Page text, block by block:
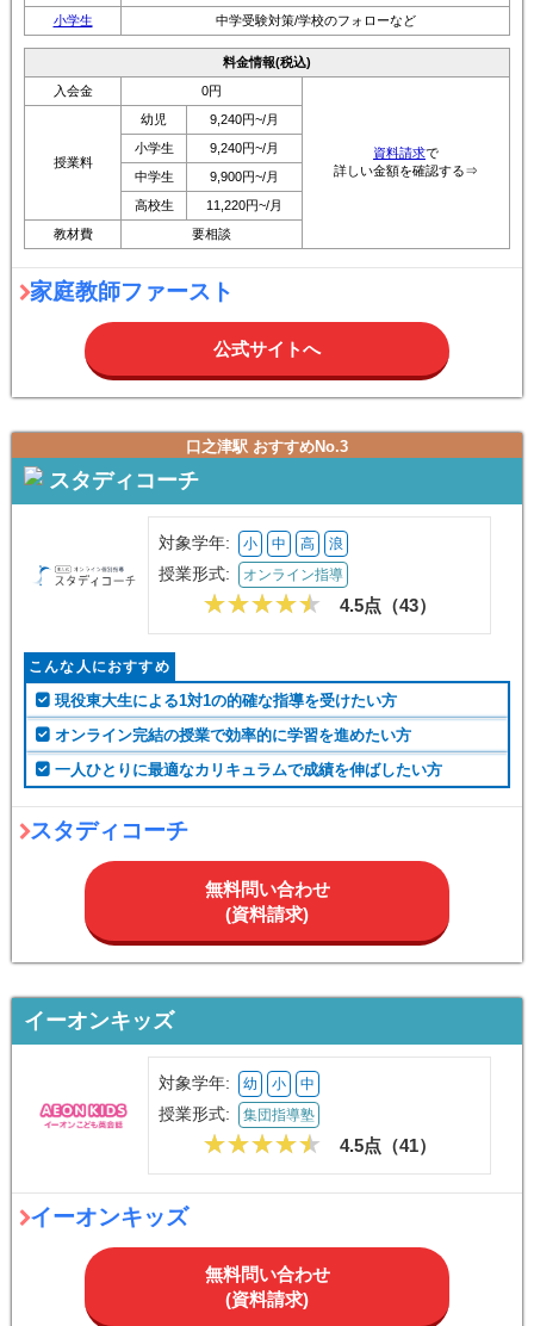
小学生
中学受験対策/学校のフォローなど
料金情報(税込)
入会金
0円
資料請求で
詳しい金額を確認する⇒
授業料
幼児
9,240円~/月
小学生
9,240円~/月
中学生
9,900円~/月
高校生
11,220円~/月
教材費
要相談
家庭教師ファースト
公式サイトへ
口之津駅 おすすめNo.3
スタディコーチ
対象学年: 小 中 高 浪
授業形式: オンライン指導
4.5点（43）
こんな人におすすめ
現役東大生による1対1の的確な指導を受けたい方
オンライン完結の授業で効率的に学習を進めたい方
一人ひとりに最適なカリキュラムで成績を伸ばしたい方
スタディコーチ
無料問い合わせ
(資料請求)
イーオンキッズ
対象学年: 幼 小 中
授業形式: 集団指導塾
4.5点（41）
イーオンキッズ
無料問い合わせ
(資料請求)